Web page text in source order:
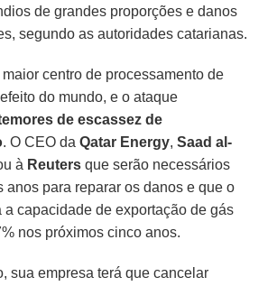
de grandes proporções e danos
segundo as autoridades catarianas.
maior centro de processamento de
do mundo, e o ataque
de escassez de
. O CEO da Qatar Energy,Saad al-
à Reuters que serão necessários
anos para reparar os danos e que o
a capacidade de exportação de gás
nos próximos cinco anos.
sua empresa terá que cancelar